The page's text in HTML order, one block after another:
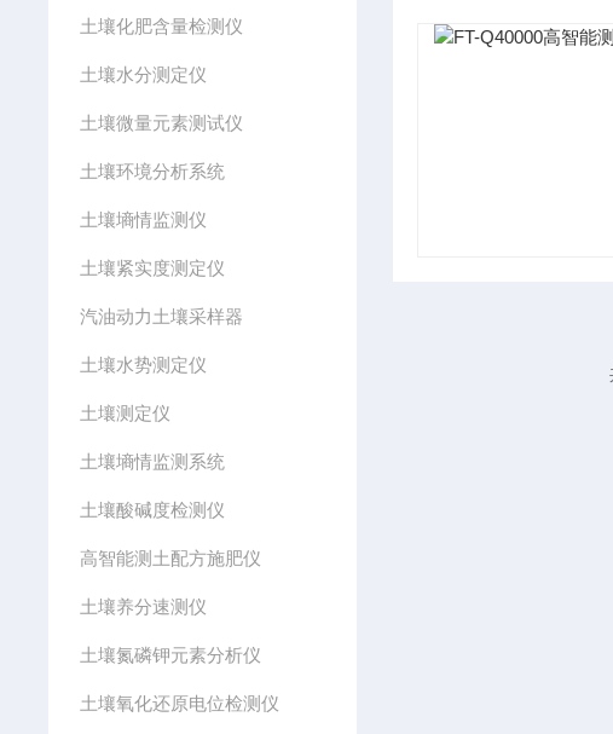
土壤化肥含量检测仪
土壤水分测定仪
土壤微量元素测试仪
土壤环境分析系统
土壤墒情监测仪
土壤紧实度测定仪
汽油动力土壤采样器
土壤水势测定仪
土壤测定仪
土壤墒情监测系统
土壤酸碱度检测仪
高智能测土配方施肥仪
土壤养分速测仪
土壤氮磷钾元素分析仪
土壤氧化还原电位检测仪